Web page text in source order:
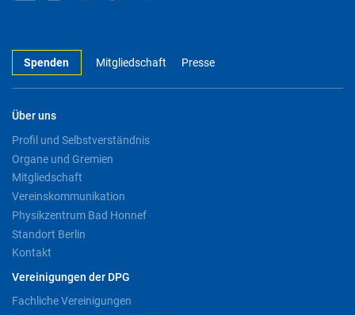
Spenden Mitgliedschaft Presse
Über uns
Profil und Selbstverständnis
Organe und Gremien
Mitgliedschaft
Vereinskommunikation
Physikzentrum Bad Honnef
Standort Berlin
Kontakt
Vereinigungen der DPG
Fachliche Vereinigungen